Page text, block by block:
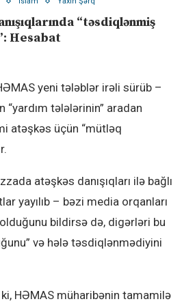
“təsdiqlənmiş
Hesabat
yeni tələblər irəli sürüb –
“yardım tələlərinin” aradan
atəşkəs üçün “mütləq
atəşkəs danışıqları ilə bağlı
yayılıb – bəzi media orqanları
olduğunu bildirsə də, digərləri bu
və hələ təsdiqlənmədiyini
ki, HƏMAS müharibənin tamamilə